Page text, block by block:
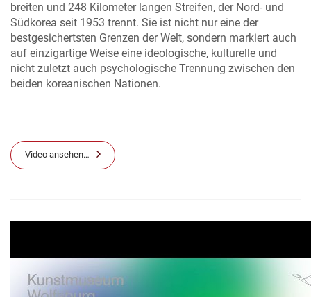
breiten und 248 Kilometer langen Streifen, der Nord- und
Südkorea seit 1953 trennt. Sie ist nicht nur eine der
bestgesichertsten Grenzen der Welt, sondern markiert auch
auf einzigartige Weise eine ideologische, kulturelle und
nicht zuletzt auch psychologische Trennung zwischen den
beiden koreanischen Nationen.
Video ansehen…